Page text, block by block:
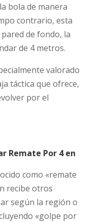
bola de manera
contrario, esta
de fondo, la
de 4 metros.
valorado
táctica que ofrece,
por el
Remate Por 4 en
como «remate
recibe otros
según la región o
«golpe por